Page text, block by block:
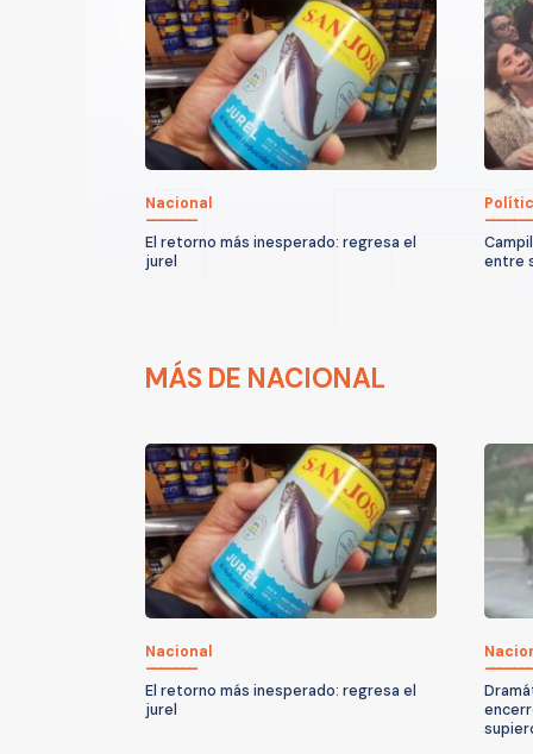
Nacional
El retorno más inesperado: regresa el
jurel
entre
MÁS DE NACIONAL
Nacional
El retorno más inesperado: regresa el
jurel